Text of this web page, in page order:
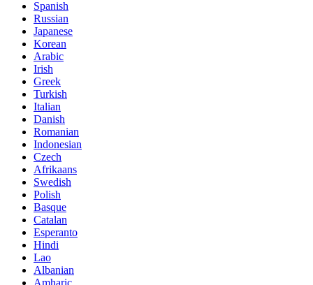
Spanish
Russian
Japanese
Korean
Arabic
Irish
Greek
Turkish
Italian
Danish
Romanian
Indonesian
Czech
Afrikaans
Swedish
Polish
Basque
Catalan
Esperanto
Hindi
Lao
Albanian
Amharic